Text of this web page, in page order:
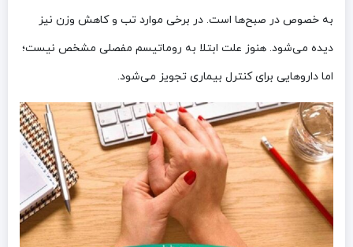
به خصوص در صبح‌ها است. در برخی موارد تب و کاهش وزن نیز
دیده می‌شود. هنوز علت ابتلا به روماتیسم مفصلی مشخص نیست؛
اما داروهایی برای کنترل بیماری تجویز می‌شود.